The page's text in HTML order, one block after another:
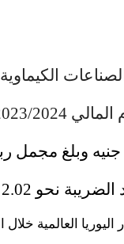
الكيماوية
2024 حيث
2.02 مليار جنيه.
العالمية خلال